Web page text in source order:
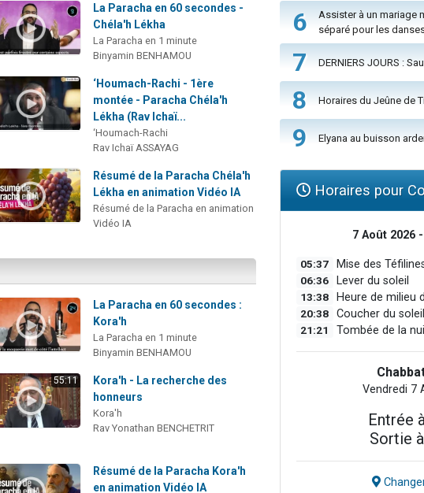
La Paracha en 60 secondes -
Chéla'h Lékha
La Paracha en 1 minute
Binyamin BENHAMOU
‘Houmach-Rachi - 1ère
montée - Paracha Chéla'h
Lékha (Rav Ichaï...
‘Houmach-Rachi
Rav Ichaï ASSAYAG
Résumé de la Paracha Chéla'h
Lékha en animation Vidéo IA
Résumé de la Paracha en animation
Vidéo IA
La Paracha en 60 secondes :
Kora'h
La Paracha en 1 minute
Binyamin BENHAMOU
55:11
Kora'h - La recherche des
honneurs
Kora'h
Rav Yonathan BENCHETRIT
Résumé de la Paracha Kora'h
en animation Vidéo IA
6
Assister à un mariage
séparé pour les
7 DERNIERS JOURS :
8 Horaires du Jeûne de
9 Elyana au buisson
Horaires pour
7 Août 2026
05:37 Mise des
06:36 Lever du soleil
13:38 Heure de milieu
20:38 Coucher du soleil
21:21 Tombée de la
Vendredi 7
Entrée
Sortie à